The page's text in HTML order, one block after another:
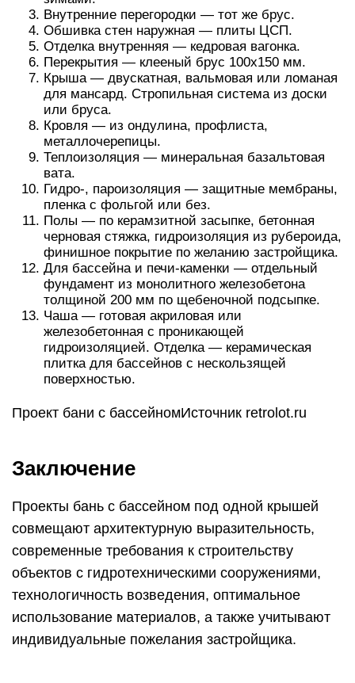
Внутренние перегородки — тот же брус.
Обшивка стен наружная — плиты ЦСП.
Отделка внутренняя — кедровая вагонка.
Перекрытия — клееный брус 100х150 мм.
Крыша — двускатная, вальмовая или ломаная
для мансард. Стропильная система из доски
или бруса.
Кровля — из ондулина, профлиста,
металлочерепицы.
Теплоизоляция — минеральная базальтовая
вата.
Гидро-, пароизоляция — защитные мембраны,
пленка с фольгой или без.
Полы — по керамзитной засыпке, бетонная
черновая стяжка, гидроизоляция из рубероида,
финишное покрытие по желанию застройщика.
Для бассейна и печи-каменки — отдельный
фундамент из монолитного железобетона
толщиной 200 мм по щебеночной подсыпке.
Чаша — готовая акриловая или
железобетонная с проникающей
гидроизоляцией. Отделка — керамическая
плитка для бассейнов с нескользящей
поверхностью.
Проект бани с бассейномИсточник retrolot.ru
Заключение
Проекты бань с бассейном под одной крышей
совмещают архитектурную выразительность,
современные требования к строительству
объектов с гидротехническими сооружениями,
технологичность возведения, оптимальное
использование материалов, а также учитывают
индивидуальные пожелания застройщика.